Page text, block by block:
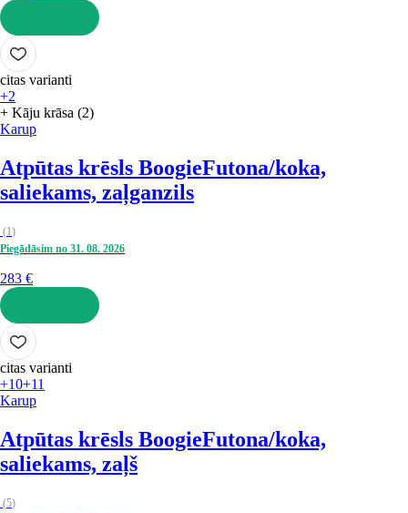
LIKT GROZĀ
citas varianti
+2
+ Kāju krāsa (2)
Karup
Atpūtas krēsls BoogieFutona/koka,
saliekams, zaļganzils
(1)
Piegādāsim no 31. 08. 2026
283 €
LIKT GROZĀ
citas varianti
+10+11
Karup
Atpūtas krēsls BoogieFutona/koka,
saliekams, zaļš
(5)